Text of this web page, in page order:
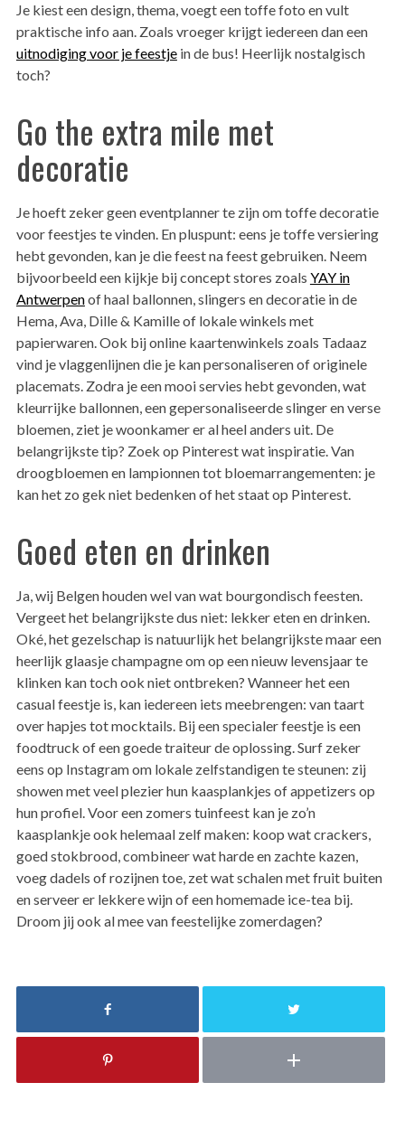
Je kiest een design, thema, voegt een toffe foto en vult
praktische info aan. Zoals vroeger krijgt iedereen dan een
uitnodiging voor je feestjein de bus! Heerlijk nostalgisch
toch?
Go the extra mile met
decoratie
Je hoeft zeker geen eventplanner te zijn om toffe decoratie
voor feestjes te vinden. En pluspunt: eens je toffe versiering
hebt gevonden, kan je die feest na feest gebruiken. Neem
bijvoorbeeld een kijkje bij concept stores zoals YAY in
Antwerpenof haal ballonnen, slingers en decoratie in de
Hema, Ava, Dille & Kamille of lokale winkels met
papierwaren. Ook bij online kaartenwinkels zoals Tadaaz
vind je vlaggenlijnen die je kan personaliseren of originele
placemats. Zodra je een mooi servies hebt gevonden, wat
kleurrijke ballonnen, een gepersonaliseerde slinger en verse
bloemen, ziet je woonkamer er al heel anders uit. De
belangrijkste tip? Zoek op Pinterest wat inspiratie. Van
droogbloemen en lampionnen tot bloemarrangementen: je
kan het zo gek niet bedenken of het staat op Pinterest.
Goed eten en drinken
Ja, wij Belgen houden wel van wat bourgondisch feesten.
Vergeet het belangrijkste dus niet: lekker eten en drinken.
Oké, het gezelschap is natuurlijk het belangrijkste maar een
heerlijk glaasje champagne om op een nieuw levensjaar te
klinken kan toch ook niet ontbreken? Wanneer het een
casual feestje is, kan iedereen iets meebrengen: van taart
over hapjes tot mocktails. Bij een specialer feestje is een
foodtruck of een goede traiteur de oplossing. Surf zeker
eens op Instagram om lokale zelfstandigen te steunen: zij
showen met veel plezier hun kaasplankjes of appetizers op
hun profiel. Voor een zomers tuinfeest kan je zo’n
kaasplankje ook helemaal zelf maken: koop wat crackers,
goed stokbrood, combineer wat harde en zachte kazen,
voeg dadels of rozijnen toe, zet wat schalen met fruit buiten
en serveer er lekkere wijn of een homemade ice-tea bij.
Droom jij ook al mee van feestelijke zomerdagen?